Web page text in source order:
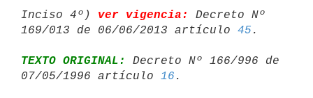
Inciso 4º) ver vigencia:
Decreto Nº
169/013 de 06/06/2013 artículo 45
TEXTO ORIGINAL:
Decreto Nº 166/996 de
07/05/1996 artículo 16